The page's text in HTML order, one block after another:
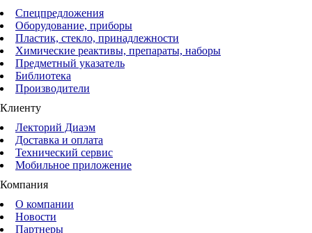
Спецпредложения
Оборудование, приборы
Пластик, стекло, принадлежности
Химические реактивы, препараты, наборы
Предметный указатель
Библиотека
Производители
Клиенту
Лекторий Диаэм
Доставка и оплата
Технический сервис
Мобильное приложение
Компания
О компании
Новости
Партнеры